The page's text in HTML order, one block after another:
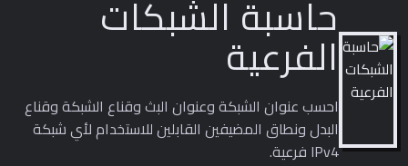
حاسبة الشبكات
الفرعية
احسب عنوان الشبكة وعنوان البث وقناع الشبكة وقناع
البدل ونطاق المضيفين القابلين للاستخدام لأي شبكة
IPv4 فرعية.